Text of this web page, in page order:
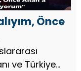
Önce
ve Türkiye